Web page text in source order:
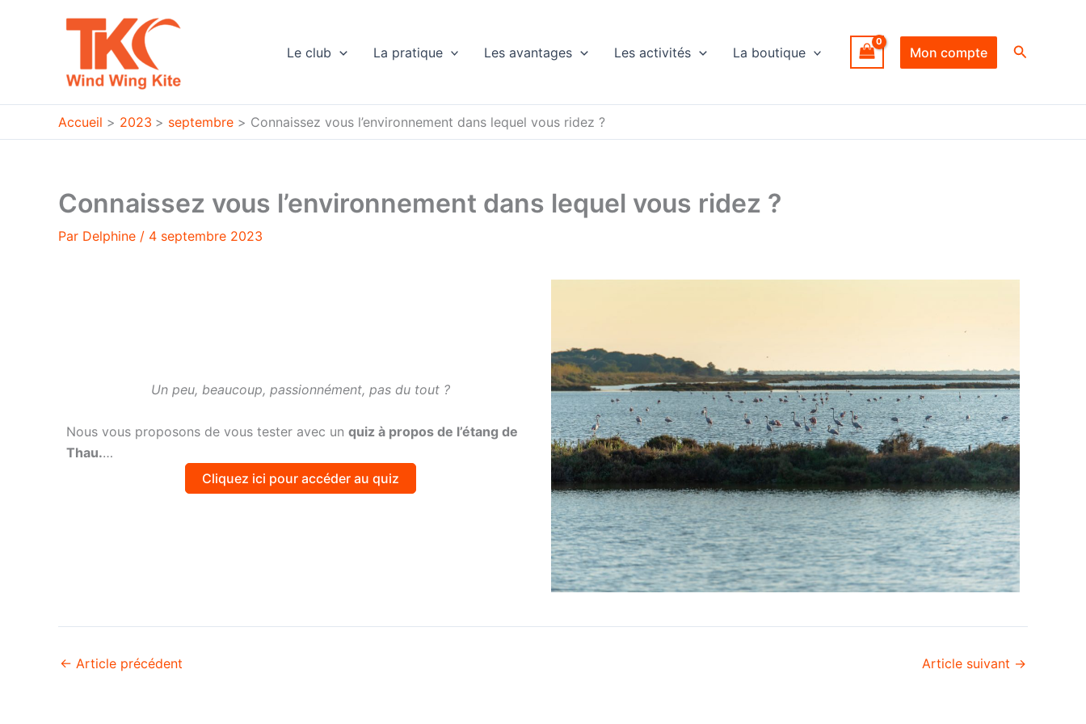
Le club La pratique Les avantages Les activités La boutique Mon compte
Accueil 2023 septembre Connaissez vous l’environnement dans lequel vous ridez ?
Connaissez vous l’environnement dans lequel vous ridez ?
Par Delphine / 4 septembre 2023
Un peu, beaucoup, passionnément, pas du tout ?
Nous vous proposons de vous tester avec un quiz à propos de l’étang de
Thau.…
Cliquez ici pour accéder au quiz
← Article précédent Article suivant →